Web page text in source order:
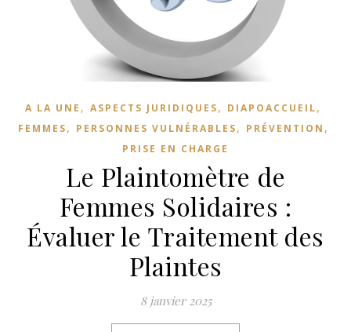
A LA UNE , ASPECTS JURIDIQUES, DIAPOACCUEIL,
FEMMES, PERSONNES VULNÉRABLES, PRÉVENTION ,
PRISE EN CHARGE
Le Plaintomètre de
Femmes Solidaires :
Évaluer le Traitement des
Plaintes
8 janvier 2025